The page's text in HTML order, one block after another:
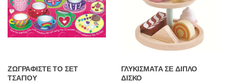
ΖΩΓΡΑΦΙΣΤΕ ΤΟ ΣΕΤ
ΤΣΑΓΙΟΥ
ΓΛΥΚΙΣΜΑΤΑ ΣΕ ΔΙΠΛΟ
ΔΙΣΚΟ